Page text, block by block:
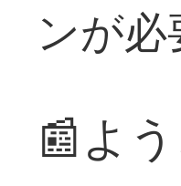
ンが必
📰よ